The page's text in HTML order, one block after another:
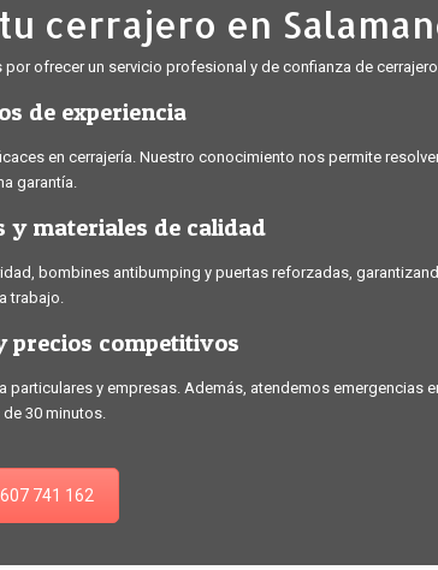
cerrajero en
ofrecer un servicio profesional y de confianza de
de experiencia
en cerrajería. Nuestro conocimiento nos permite
garantía.
y materiales de calidad
bombines antibumping y puertas reforzadas,
trabajo.
precios competitivos
y empresas. Además, atendemos emergencias
30 minutos.
741 162